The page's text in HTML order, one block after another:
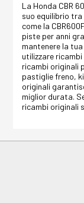
La Honda CBR
suo equilibrio
come la
piste per anni
mantenere la
utilizzare
ricambi originali
pastiglie freno,
originali
miglior durata.
ricambi originali